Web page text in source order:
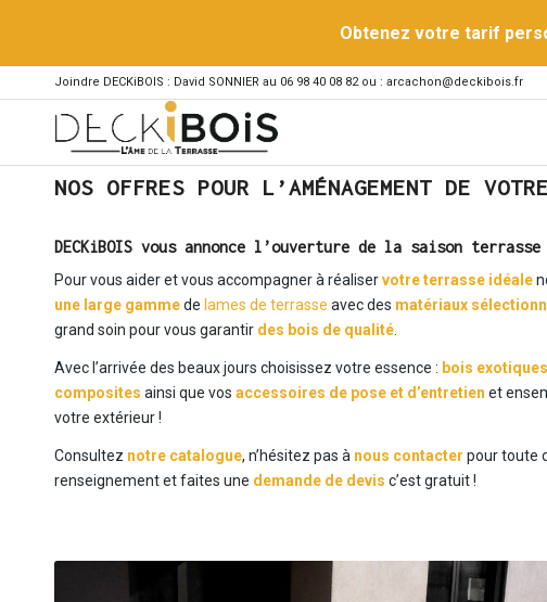
Obtenez votre tarif
Joindre DECKiBOIS : David SONNIER au 06 98 40 08 82 ou : arcachon@deckibois.fr
NOS OFFRES POUR L’AMÉNAGEMENT DE
DECKiBOIS vous annonce l’ouverture de la saison terrasse
Pour vous aider et vous accompagner à réaliservotre terrasse idéale
une large gammede lames de terrasse avec des matériaux
grand soin pour vous garantir des bois de qualité.
Avec l’arrivée des beaux jours choisissez votre essence : bois exotiques
composites ainsi que vos accessoires de pose et d’entretien et
votre extérieur !
Consultez notre catalogue, n’hésitez pas à nous contacter pour toute
renseignement et faites une demande de devis c’est gratuit !